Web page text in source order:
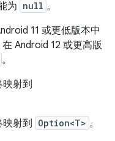
为 null 。
11 或更低版本中
在 Android 12 或更高版
。
映射到
映射到 Option<T> 。